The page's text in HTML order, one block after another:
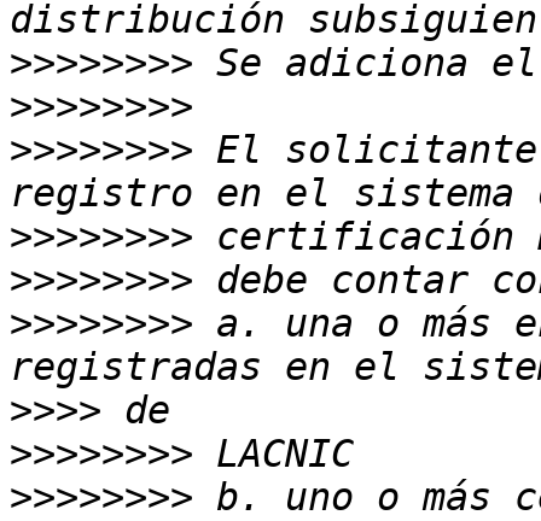
>>>>>>>>
>>>>>>>>
>>>>>>>> El solicitante
>>>>>>>>
>>>>>>>>
>>>>>>>> a. una o más
>>>>
>>>>>>>>
>>>>>>>> b. uno o más